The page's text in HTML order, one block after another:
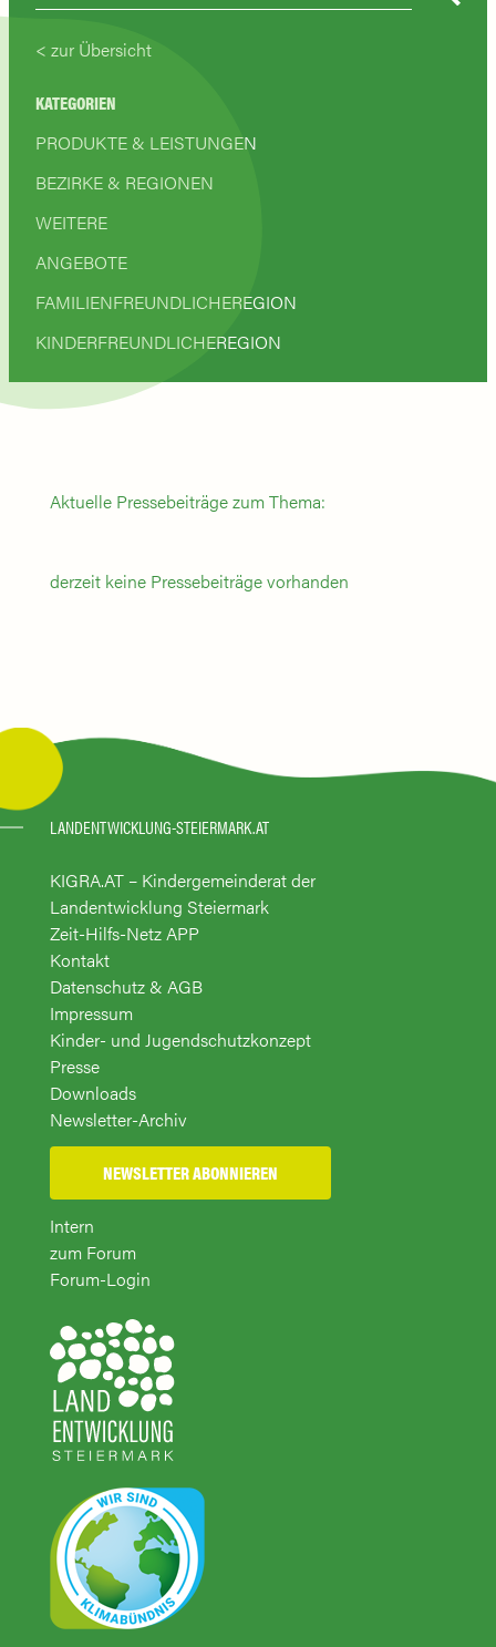
zur Übersicht
KATEGORIEN
PRODUKTE & LEISTUNGEN
BEZIRKE & REGIONEN
WEITERE
ANGEBOTE
FAMILIENFREUNDLICHEREGION
KINDERFREUNDLICHEREGION
Aktuelle Pressebeiträge zum Thema:
derzeit keine Pressebeiträge vorhanden
LANDENTWICKLUNG-STEIERMARK.AT
KIGRA.AT – Kindergemeinderat der
Landentwicklung Steiermark
Zeit-Hilfs-Netz APP
Kontakt
Datenschutz & AGB
Impressum
Kinder- und Jugendschutzkonzept
Presse
Downloads
Newsletter-Archiv
NEWSLETTER ABONNIEREN
Intern
zum Forum
Forum-Login